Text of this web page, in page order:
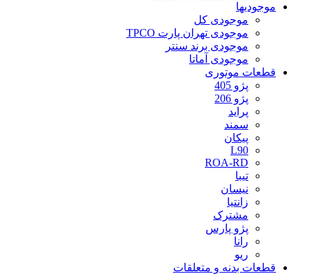
موجودیها
موجودی کل
موجودی تهران پارت TPCO
موجودی برند سنتر
موجودی آماتا
قطعات موتوری
پژو 405
پژو 206
پراید
سمند
پیکان
L90
ROA-RD
تیبا
نیسان
زانتیا
مشترک
پژو پارس
رانا
ریو
قطعات بدنه و متعلقات